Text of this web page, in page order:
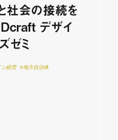
社会の接続を
デザイ
ゼミ
経営 #地方自治体